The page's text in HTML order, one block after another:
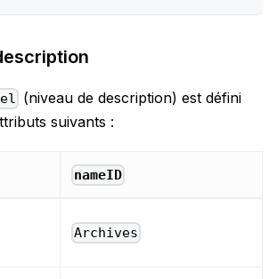
(niveau de description) est défini
suivants :
nameID
Archives